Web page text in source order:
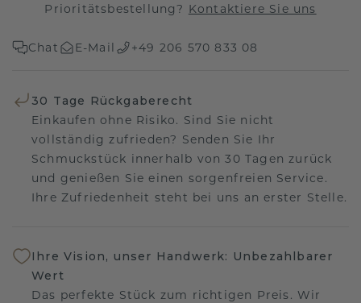
Prioritätsbestellung? Kontaktiere Sie uns
Chat E-Mail +49 206 570 833 08
30 Tage Rückgaberecht
Einkaufen ohne Risiko. Sind Sie nicht
vollständig zufrieden? Senden Sie Ihr
Schmuckstück innerhalb von 30 Tagen zurück
und genießen Sie einen sorgenfreien Service.
Ihre Zufriedenheit steht bei uns an erster Stelle.
Ihre Vision, unser Handwerk: Unbezahlbarer
Wert
Das perfekte Stück zum richtigen Preis. Wir